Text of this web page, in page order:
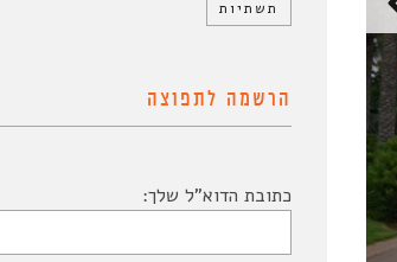
תשתיות
הרשמה לתפוצה
כתובת הדוא"ל שלך: